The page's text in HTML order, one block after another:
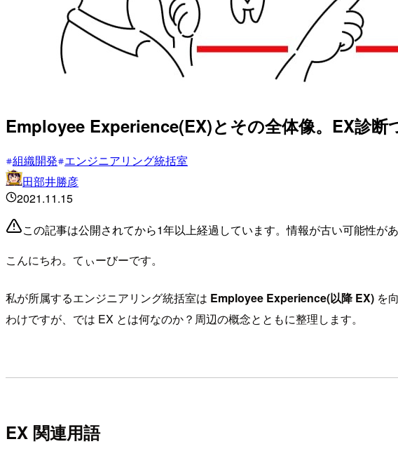
Employee Experience(EX)とその全体像。EX診断
組織開発 エンジニアリング統括室
田部井勝彦
2021.11.15
この記事は公開されてから1年以上経過しています。情報が古い可能性が
こんにちわ。てぃーびーです。
私が所属するエンジニアリング統括室は Employee Experience(以降 EX) を
わけですが、では EX とは何なのか？周辺の概念とともに整理します。
EX 関連用語